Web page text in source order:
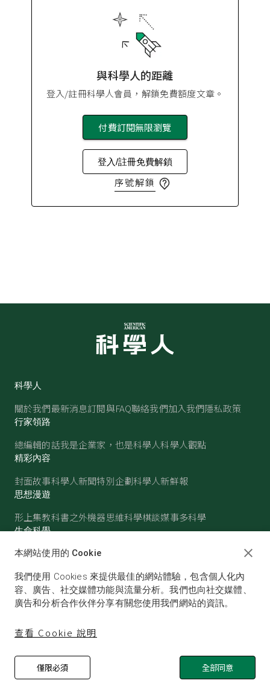
與科學人的距離
登入/註冊科學人會員，解鎖免費額度文章。
付費訂閱無限瀏覽
登入/註冊免費解鎖
序號解鎖
科學人
關於我們最新消息訂閱與FAQ聯絡我們加入我們隱私政策
行家領路
總編輯的話我是企業家，也是科學人科學人觀點
精彩內容
封面故事科學人新聞特別企劃科學人新鮮報
思想漫遊
形上集教科書之外機器思維科學棋談媒事多科學
生命科學
醫學古生物心理學生態學
物理 化學地球科學天文
© SCIENTIFIC AMERICAN, A DIVISION OF NATURE
AMERICA, INC.ALL RIGHTS RESERVED.
本網站使用的 Cookie
我們使用 Cookies 來提供最佳的網站體驗，包含個人化內
容、廣告、社交媒體功能與流量分析。我們也向社交媒體、
廣告和分析合作伙伴分享有關您使用我們網站的資訊。
查看 Cookie 說明
僅限必須 全部同意